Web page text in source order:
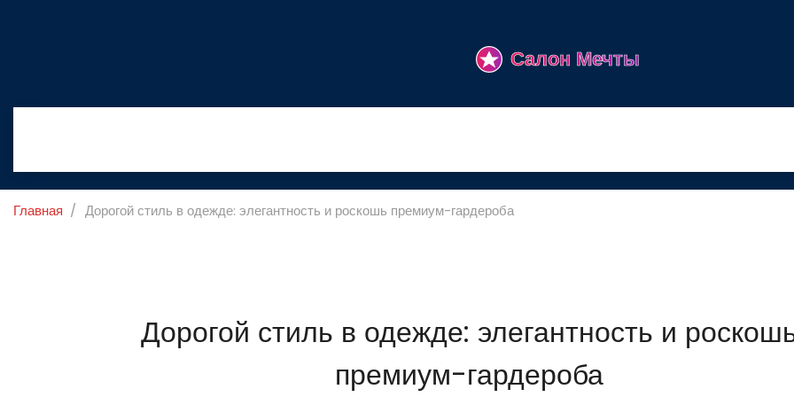
Главная Дорогой стиль в одежде: элегантность и роскошь премиум-гардероба
Дорогой стиль в одежде: элегантность и
премиум-гардероба